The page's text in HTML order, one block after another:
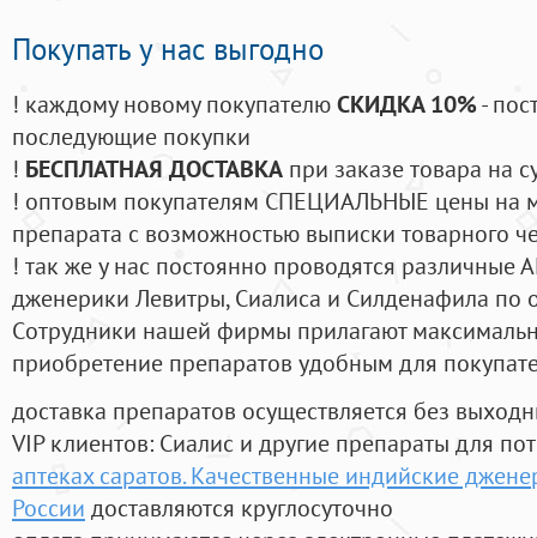
Покупать у нас выгодно
! каждому новому покупателюСКИДКА 10%-
последующие покупки
! БЕСПЛАТНАЯ ДОСТАВКА при заказе товара на
! оптовым покупателям СПЕЦИАЛЬНЫЕ цены на
препарата с возможностью выписки товарного
! так же у нас постоянно проводятся
дженерики Левитры, Сиалиса и Силденафила по
Cотрудники нашей фирмы прилагают
приобретение препаратов удобным для
доставка препаратов осуществляется без
VIP клиентов: Сиалис и другие препараты для
аптеках саратов. Качественные индийские
России доставляются круглосуточно